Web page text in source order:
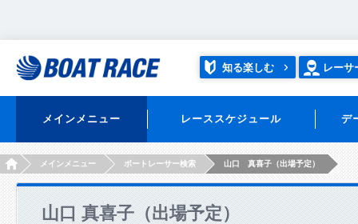
知る楽しむ レーサ
メインメニュー レーススケジュール デ
HOMEメインメニュー ボートレーサー検索 山口 真喜子（出場予定）
山口 真喜子（出場予定）